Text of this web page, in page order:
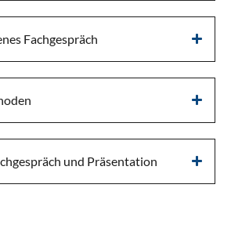
Fachgespräch
und Präsentation